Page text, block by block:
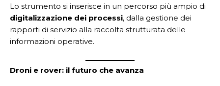
Lo strumento si inserisce in un percorso più ampio di
digitalizzazione dei processi, dalla gestione dei
rapporti di servizio alla raccolta strutturata delle
informazioni operative.
Droni e rover: il futuro che avanza